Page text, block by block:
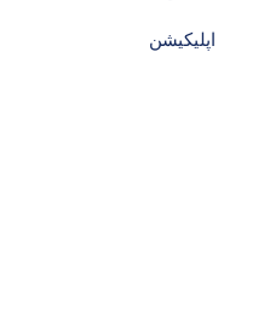
اپلیکیشن